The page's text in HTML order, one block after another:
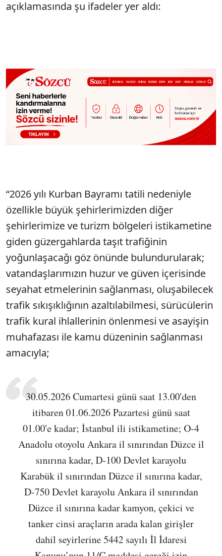
açıklamasında şu ifadeler yer aldı:
“2026 yılı Kurban Bayramı tatili nedeniyle
özellikle büyük şehirlerimizden diğer
şehirlerimize ve turizm bölgeleri istikametine
giden güzergahlarda taşıt trafiğinin
yoğunlaşacağı göz önünde bulundurularak;
vatandaşlarımızın huzur ve güven içerisinde
seyahat etmelerinin sağlanması, oluşabilecek
trafik sıkışıklığının azaltılabilmesi, sürücülerin
trafik kural ihlallerinin önlenmesi ve asayişin
muhafazası ile kamu düzeninin sağlanması
amacıyla;
30.05.2026 Cumartesi günü saat 13.00'den
itibaren 01.06.2026 Pazartesi günü saat
01.00'e kadar; İstanbul ili istikametine; O-4
Anadolu otoyolu Ankara il sınırından Düzce il
sınırına kadar, D-100 Devlet karayolu
Karabük il sınırından Düzce il sınırına kadar,
D-750 Devlet karayolu Ankara il sınırından
Düzce il sınırına kadar kamyon, çekici ve
tanker cinsi araçların arada kalan girişler
dahil seyirlerine 5442 sayılı İl İdaresi